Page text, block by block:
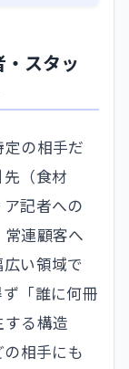
スタッ
の相手だ
（食材
記者への
連顧客へ
い領域で
「誰に何冊
る構造
相手にも